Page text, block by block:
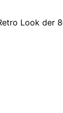
Look der